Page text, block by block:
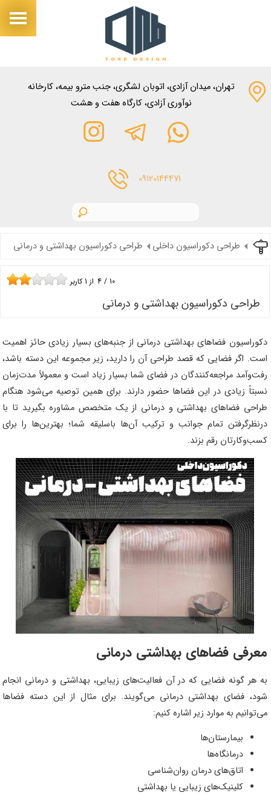
تهران، میدان آزادی، اتوبان لشگری، جنب مترو بیمه، کارخانه
نوآوری آزادی، کارگاه هفت و هشت
09120144471
طراحی دکوراسیون داخلی طراحی دکوراسیون بهداشتی و درمانی
طراحی دکوراسیون بهداشتی و درمانی
4 / 10 از 1کاربر
دکوراسیون فضاهای بهداشتی درمانی از جنبه‌های بسیار زیادی حائز اهمیت
است. اگر فضایی که قصد طراحی آن را دارید، زیر مجموعه این دسته باشد،
رفت‌وآمد مراجعه‌کنندگان در فضای شما بسیار زیاد است و معمولاً مدت‌زمان
نسبتاً زیادی در این فضاها حضور دارند. برای همین توصیه می‌شود هنگام
طراحی فضاهای بهداشتی و درمانی از یک متخصص مشاوره بگیرید تا با
درنظرگرفتن تمام جوانب و ترکیب آن‌ها باسلیقه شما؛ بهترین‌ها را برای
کسب‌وکارتان رقم بزند.
معرفی فضاهای بهداشتی درمانی
به هر گونه فضایی که در آن فعالیت‌های زیبایی، بهداشتی و درمانی انجام
شود، فضای بهداشتی درمانی می‌گویند. برای مثال از این دسته فضاها
می‌توانیم به موارد زیر اشاره کنیم:
بیمارستان‌ها
درمانگاه‌ها
اتاق‌های درمان روان‌شناسی
کلینیک‌های زیبایی یا بهداشتی